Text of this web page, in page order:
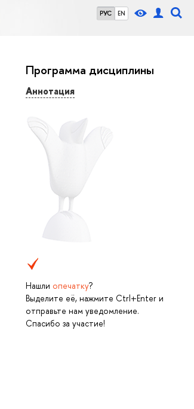
РУС EN
Программа дисциплины
Аннотация
Нашли опечатку?
Выделите её, нажмите Ctrl+Enter и
отправьте нам уведомление.
Спасибо за участие!